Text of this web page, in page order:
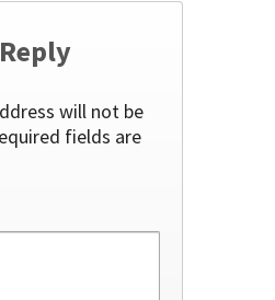
will not be
fields are